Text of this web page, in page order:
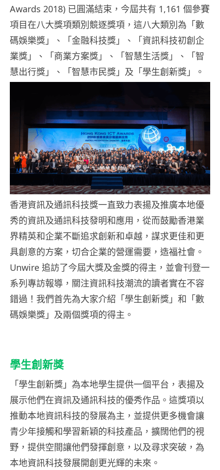
Awards 2018) 已圓滿結束，今屆共有 1,161 個參賽
項目在八大獎項類別競逐獎項，這八大類別為「數
碼娛樂獎」、「金融科技獎」、「資訊科技初創企
業獎」、「商業方案獎」、「智慧生活獎」、「智
慧出行獎」、「智慧市民獎」及「學生創新獎」。
香港資訊及通訊科技獎一直致力表揚及推廣本地優
秀的資訊及通訊科技發明和應用，從而鼓勵香港業
界精英和企業不斷追求創新和卓越，謀求更佳和更
具創意的方案，切合企業的營運需要，造福社會。
Unwire 追訪了今屆大獎及金獎的得主，並會刊登一
系列專訪報導，關注資訊科技潮流的讀者實在不容
錯過！我們首先為大家介紹「學生創新獎」和「數
碼娛樂獎」及兩個獎項的得主。
學生創新獎
「學生創新獎」為本地學生提供一個平台，表揚及
展示他們在資訊及通訊科技的優秀作品。這獎項以
推動本地資訊科技的發展為主，並提供更多機會讓
青少年接觸和學習新穎的科技產品，擴闊他們的視
野，提供空間讓他們發揮創意，以及尋求突破，為
本地資訊科技發展開創更光輝的未來。